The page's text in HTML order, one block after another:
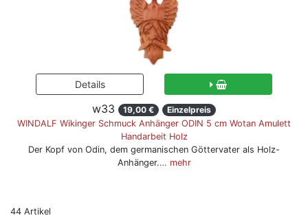
w33 19,00 €
Einzelpreis
WINDALF Wikinger Schmuck Anhänger ODIN 5 cm Wotan Amulett
Handarbeit Holz
Der Kopf von Odin, dem germanischen Göttervater als Holz-
Anhänger.… mehr
44 Artikel